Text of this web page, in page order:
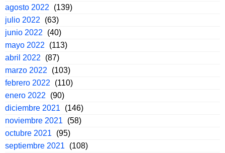
agosto 2022
(139)
julio 2022
(63)
junio 2022
(40)
mayo 2022
(113)
abril 2022
(87)
marzo 2022
(103)
febrero 2022
(110)
enero 2022
(90)
diciembre 2021
(146)
noviembre 2021
(58)
octubre 2021
(95)
septiembre 2021
(108)